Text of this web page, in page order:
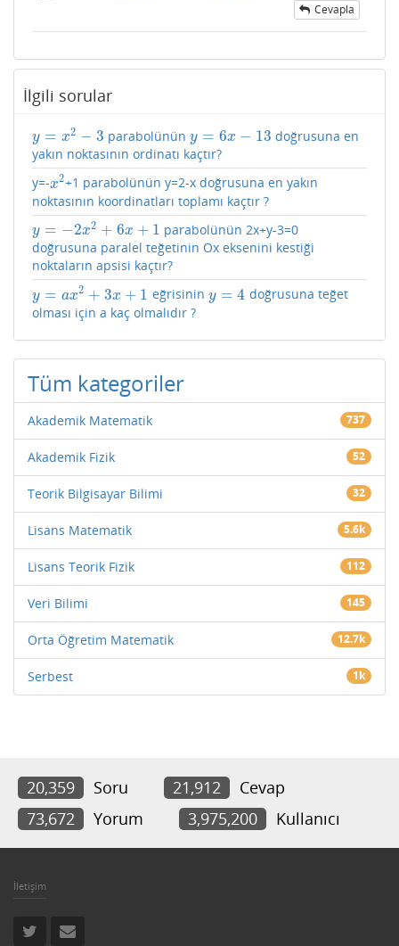
Cevapla
İlgili sorular
y = x2 − 3
y= x2 −3 parabolününy = 6x − 13
y=6x −13
doğrusuna en
yakın noktasının ordinatı kaçtır?
y=-x2
x2+1 parabolünün y=2-x doğrusuna en yakın
noktasının koordinatları toplamı kaçtır ?
y = −2x2 + 6x + 1
y= −2 x2+6x+ 1
parabolünün 2x+y-3=0
doğrusuna paralel teğetinin Ox eksenini kestiği
noktaların apsisi kaçtır?
y = ax2 + 3x + 1
y= ax 2+3x +1 eğrisinin y = 4
y= 4
doğrusuna teğet
olması için a kaç olmalıdır ?
Tüm kategoriler
Akademik Matematik 737
Akademik Fizik 52
Teorik Bilgisayar Bilimi 32
Lisans Matematik 5.6k
Lisans Teorik Fizik 112
Veri Bilimi 145
Orta Öğretim Matematik 12.7k
Serbest 1k
20,359 Soru 21,912
Cevap
73,672
Yorum 3,975,200 Kullanıcı
İletişim